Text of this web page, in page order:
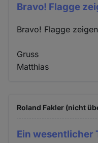
Bravo! Flagge
Bravo! Flagge
Gruss
Matthias
Roland Fakler (nicht
Ein wesentlicher